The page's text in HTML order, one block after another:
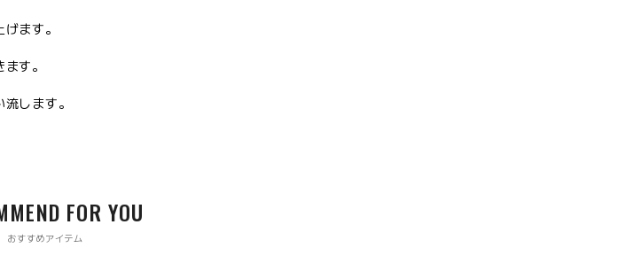
ます。
す。
します。
FOR YOU
おすすめアイテム